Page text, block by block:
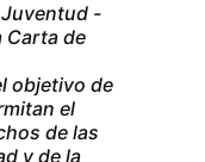
-
Carta de
objetivo de
el
de las
y de la